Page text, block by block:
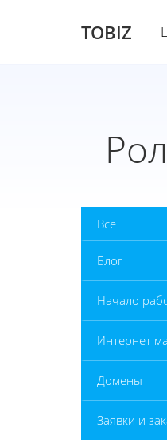
TOBIZ
Все
Блог
Начало
Интернет
Домены
Заявки и